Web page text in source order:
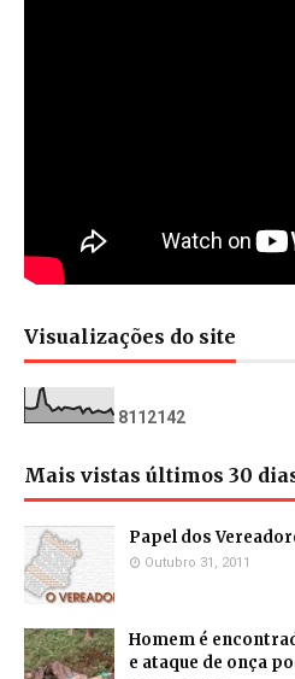
Visualizações do site
81 1 21 42
Mais vistas últimos 30
Papel dos
Outubro 31, 2011
Homem é
e ataque de onça